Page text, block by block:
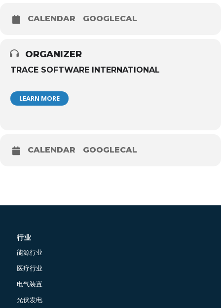
CALENDAR GOOGLECAL
ORGANIZER
TRACE SOFTWARE INTERNATIONAL
LEARN MORE
CALENDAR GOOGLECAL
行业
能源行业
医疗行业
电气装置
光伏发电